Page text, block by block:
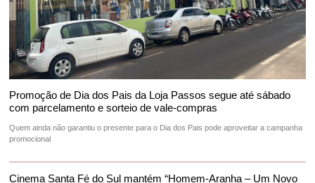
Promoção de Dia dos Pais da Loja Passos segue até sábado
com parcelamento e sorteio de vale-compras
Quem ainda não garantiu o presente para o Dia dos Pais pode aproveitar a campanha
promocional
Cinema Santa Fé do Sul mantém “Homem-Aranha – Um Novo